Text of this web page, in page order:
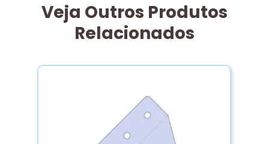
Veja Outros Produtos
Relacionados